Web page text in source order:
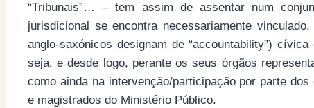
“Tribunais”… – tem assim de assentar num
jurisdicional se encontra necessariamente
anglo-saxónicos designam de “accountability”)
seja, e desde logo, perante os seus órgãos
como ainda na intervenção/participação por parte
e magistrados do Ministério Público.